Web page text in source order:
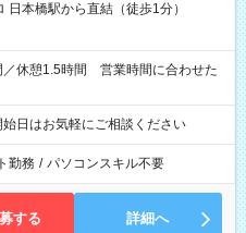
本橋駅から直結（徒歩1分）
日はお気軽にご相談ください
勤務 / パソコンスキル不要
する 詳細へ